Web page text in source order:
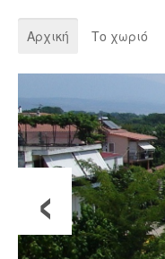
Αρχική Το χωριό
‹